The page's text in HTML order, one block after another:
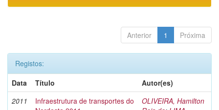
Anterior 1 Próxima
Registos:
Data
Título
Autor(es)
2011
Infraestrutura de transportes do
OLIVEIRA, Hamilton